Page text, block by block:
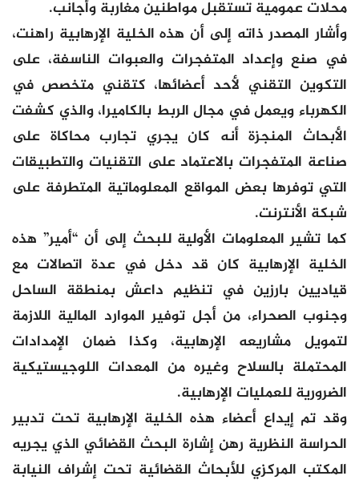
محلات عمومية تستقبل مواطنين مغاربة وأجانب.
وأشار المصدر ذاته إلى أن هذه الخلية الإرهابية راهنت،
في صنع وإعداد المتفجرات والعبوات الناسفة، على
التكوين التقني لأحد أعضائها، كتقني متخصص في
الكهرباء ويعمل في مجال الربط بالكاميرا، والذي كشفت
الأبحاث المنجزة أنه كان يجري تجارب محاكاة على
صناعة المتفجرات بالاعتماد على التقنيات والتطبيقات
التي توفرها بعض المواقع المعلوماتية المتطرفة على
شبكة الأنترنت.
كما تشير المعلومات الأولية للبحث إلى أن “أمير” هذه
الخلية الإرهابية كان قد دخل في عدة اتصالات مع
قياديين بارزين في تنظيم داعش بمنطقة الساحل
وجنوب الصحراء، من أجل توفير الموارد المالية اللازمة
لتمويل مشاريعه الإرهابية، وكذا ضمان الإمدادات
المحتملة بالسلاح وغيره من المعدات اللوجيستيكية
الضرورية للعمليات الإرهابية.
وقد تم إيداع أعضاء هذه الخلية الإرهابية تحت تدبير
الحراسة النظرية رهن إشارة البحث القضائي الذي يجريه
المكتب المركزي للأبحاث القضائية تحت إشراف النيابة